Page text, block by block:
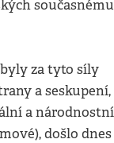
současnému
za tyto síly
a seskupení,
a národnostní
došlo dnes